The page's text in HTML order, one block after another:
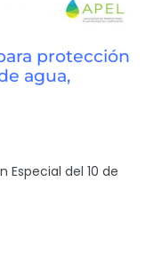
protección
agua,
Especial del 10 de